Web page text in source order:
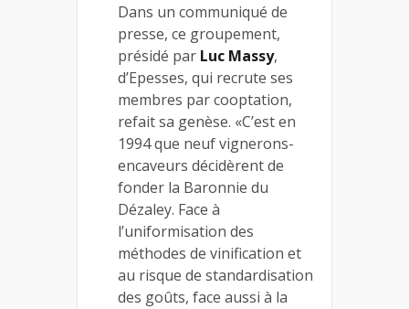
Dans un communiqué de
presse, ce groupement,
présidé par Luc Massy,
d’Epesses, qui recrute ses
membres par cooptation,
refait sa genèse. «C’est en
1994 que neuf vignerons-
encaveurs décidèrent de
fonder la Baronnie du
Dézaley. Face à
l’uniformisation des
méthodes de vinification et
au risque de standardisation
des goûts, face aussi à la